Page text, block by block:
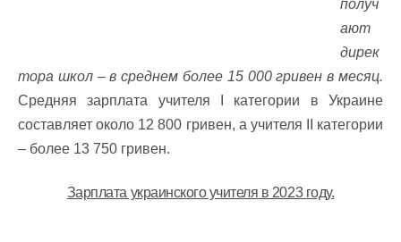
получ
ают
дирек
тора школ – в среднем более 15 000 гривен в месяц.
Средняя зарплата учителя І категории в Украине
составляет около 12 800 гривен, а учителя ІІ категории
– более 13 750 гривен.
Зарплата украинского учителя в 2023 году.